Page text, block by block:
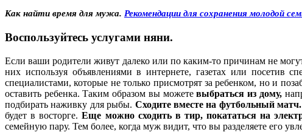
Как найти время для мужа. Рекомендации для сохранения молодой
Воспользуйтесь услугами няни.
Если ваши родители живут далеко или по каким-то причинам не
них используя объявлениями в интернете, газетах или посетив
специалистами, которые не только присмотрят за ребенком, но и
оставить ребенка. Таким образом вы можетевыбраться из дому,
подбирать наживку для рыбы. Сходите вместе на футбольный матч.
будет в восторге. Еще можно сходить в тир, покататься на
семейную пару. Тем более, когда муж видит, что вы разделяете его